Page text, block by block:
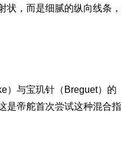
，而是细腻的纵向线条，
）与宝玑针（ Breguet）的
是帝舵首次尝试这种混合指